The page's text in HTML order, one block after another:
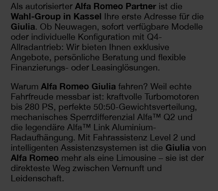
Als autorisierterAlfa Romeo Partner ist die
Wahl-Group in Kassel Ihre erste Adresse für die
Giulia. Ob Neuwagen, sofort verfügbare Modelle
oder individuelle Konfiguration mit Q4-
Allradantrieb: Wir bieten Ihnen exklusive
Angebote, persönliche Beratung und flexible
Finanzierungs- oder Leasinglösungen.
WarumAlfa Romeo Giulia fahren? Weil echte
Fahrfreude messbar ist: kraftvolle Turbomotoren
bis 280 PS, perfekte 50:50-Gewichtsverteilung,
mechanisches Sperrdifferenzial Alfa™ Q2 und
die legendäre Alfa™ Link Aluminium-
Radaufhängung. Mit Fahrassistenz Level 2 und
intelligenten Assistenzsystemen ist die Giuliavon
Alfa Romeo mehr als eine Limousine – sie ist der
direkteste Weg zwischen Vernunft und
Leidenschaft.